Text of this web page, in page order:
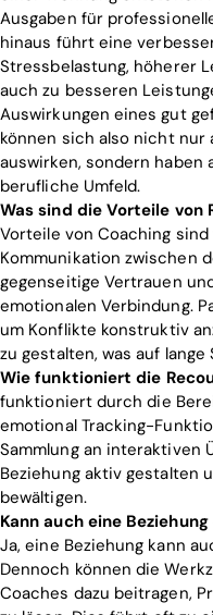
Ausgaben für
hinaus führt eine
Stressbelastung, höherer
auch zu besseren
Auswirkungen eines gut
können sich also nicht nur
auswirken, sondern haben
berufliche Umfeld.
Was sind die Vorteile von
Vorteile von Coaching
Kommunikation zwischen
gegenseitige Vertrauen
emotionalen Verbindung.
um Konflikte konstruktiv
zu gestalten, was auf
Wie funktioniert die
funktioniert durch die
emotional Tracking-
Sammlung an interaktiven
Beziehung aktiv gestalten
bewältigen.
Kann auch eine
Ja, eine Beziehung kann
Dennoch können die
Coaches dazu beitragen,